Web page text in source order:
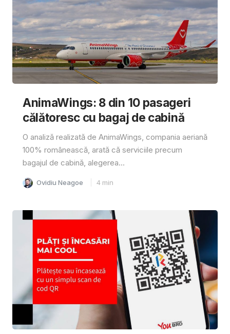
AnimaWings: 8 din 10 pasageri
călătoresc cu bagaj de cabină
O analiză realizată de AnimaWings, compania aeriană
100% românească, arată că serviciile precum
bagajul de cabină, alegerea...
Ovidiu Neagoe 4 min